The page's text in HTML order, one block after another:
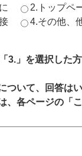
2.トップペ
4.その他、
3.」を選択した
ついて、回答は
、各ページの「